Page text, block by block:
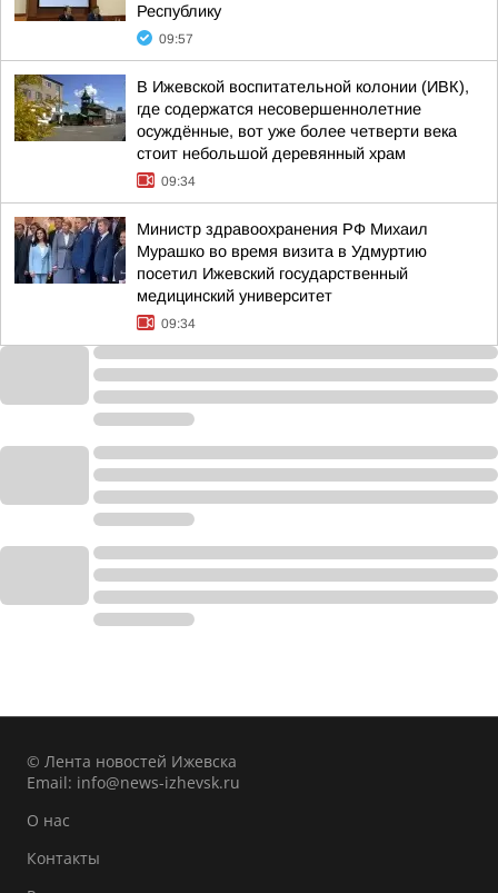
Республику
09:57
В Ижевской воспитательной колонии (ИВК),
где содержатся несовершеннолетние
осуждённые, вот уже более четверти века
стоит небольшой деревянный храм
09:34
Министр здравоохранения РФ Михаил
Мурашко во время визита в Удмуртию
посетил Ижевский государственный
медицинский университет
09:34
© Лента новостей Ижевска
Email: info@news-izhevsk.ru
О нас
Контакты